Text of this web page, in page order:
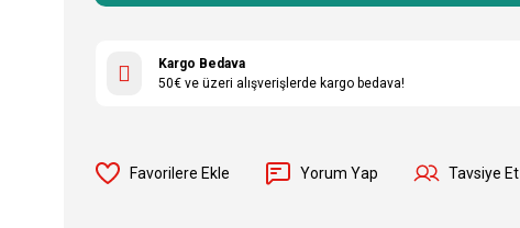
Kargo Bedava
50€ ve üzeri alışverişlerde kargo bedava!
Yorum Yap Tavsiye Et